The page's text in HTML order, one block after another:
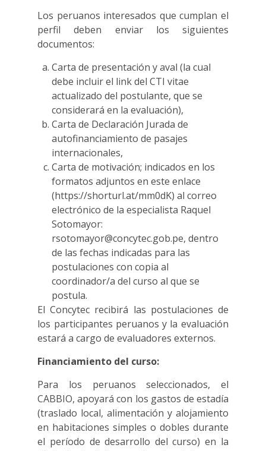
Los peruanos interesados que cumplan el
perfil deben enviar los siguientes
documentos:
Carta de presentación y aval (la cual
debe incluir el link del CTI vitae
actualizado del postulante, que se
considerará en la evaluación),
Carta de Declaración Jurada de
autofinanciamiento de pasajes
internacionales,
Carta de motivación; indicados en los
formatos adjuntos en este enlace
(https://shorturl.at/mm0dK) al correo
electrónico de la especialista Raquel
Sotomayor:
rsotomayor@concytec.gob.pe, dentro
de las fechas indicadas para las
postulaciones con copia al
coordinador/a del curso al que se
postula.
El Concytec recibirá las postulaciones de
los participantes peruanos y la evaluación
estará a cargo de evaluadores externos.
Financiamiento del curso:
Para los peruanos seleccionados, el
CABBIO, apoyará con los gastos de estadía
(traslado local, alimentación y alojamiento
en habitaciones simples o dobles durante
el período de desarrollo del curso) en la